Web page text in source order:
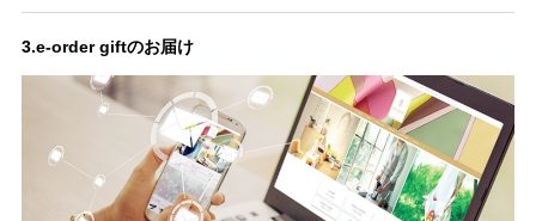
3.e-order giftのお届け